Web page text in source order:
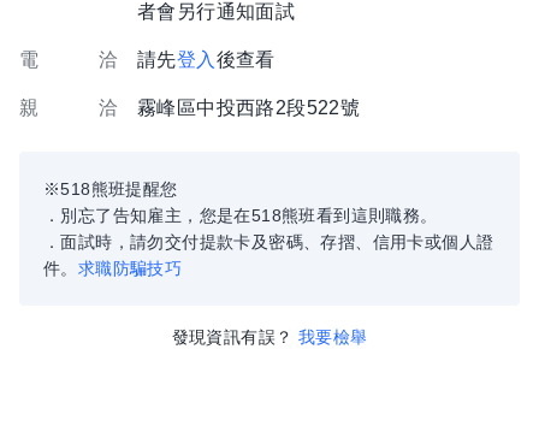
者會另行通知面試
電 洽 請先登入 後查看
親 洽 霧峰區中投西路2段522號
※518熊班提醒您
．別忘了告知雇主，您是在518熊班看到這則職務。
．面試時，請勿交付提款卡及密碼、存摺、信用卡或個人證
件。 求職防騙技巧
發現資訊有誤？ 我要檢舉